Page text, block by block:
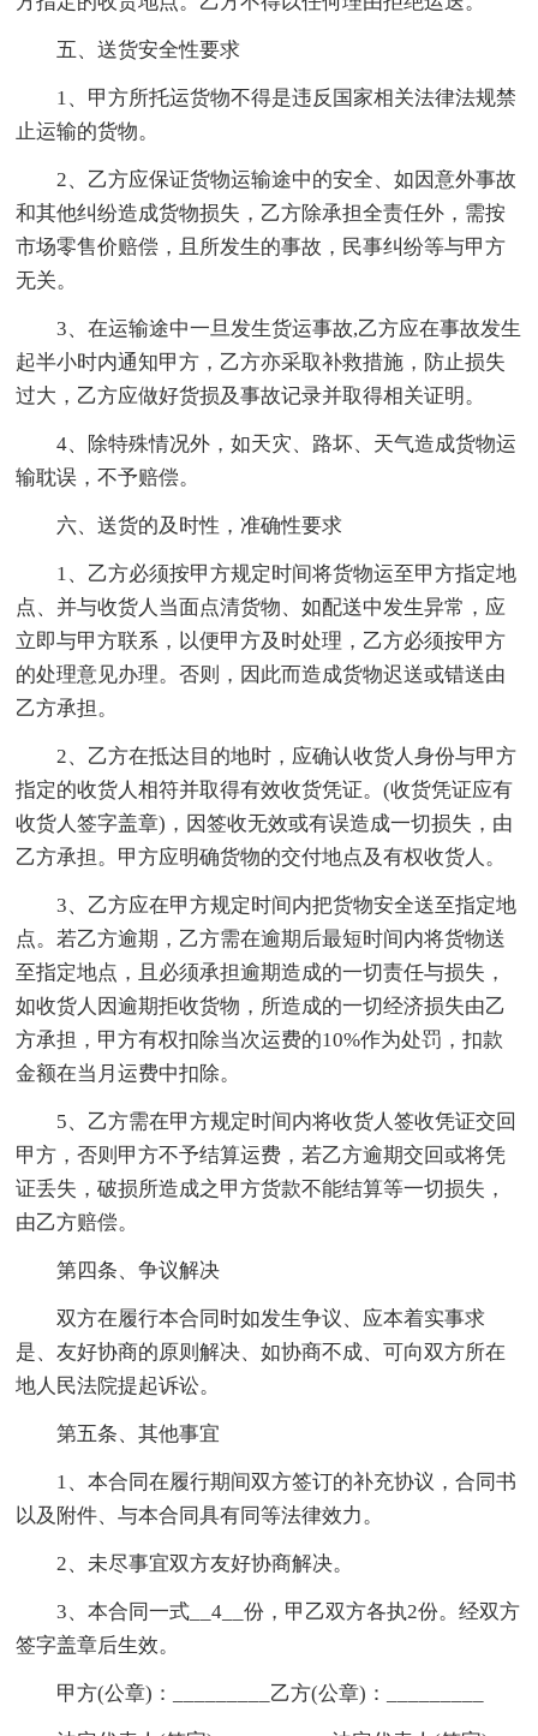
五、送货安全性要求
1、甲方所托运货物不得是违反国家相关法律法规禁
止运输的货物。
2、乙方应保证货物运输途中的安全、如因意外事故
和其他纠纷造成货物损失，乙方除承担全责任外，需按
市场零售价赔偿，且所发生的事故，民事纠纷等与甲方
无关。
3、在运输途中一旦发生货运事故,乙方应在事故发生
起半小时内通知甲方，乙方亦采取补救措施，防止损失
过大，乙方应做好货损及事故记录并取得相关证明。
4、除特殊情况外，如天灾、路坏、天气造成货物运
输耽误，不予赔偿。
六、送货的及时性，准确性要求
1、乙方必须按甲方规定时间将货物运至甲方指定地
点、并与收货人当面点清货物、如配送中发生异常，应
立即与甲方联系，以便甲方及时处理，乙方必须按甲方
的处理意见办理。否则，因此而造成货物迟送或错送由
乙方承担。
2、乙方在抵达目的地时，应确认收货人身份与甲方
指定的收货人相符并取得有效收货凭证。(收货凭证应有
收货人签字盖章)，因签收无效或有误造成一切损失，由
乙方承担。甲方应明确货物的交付地点及有权收货人。
3、乙方应在甲方规定时间内把货物安全送至指定地
点。若乙方逾期，乙方需在逾期后最短时间内将货物送
至指定地点，且必须承担逾期造成的一切责任与损失，
如收货人因逾期拒收货物，所造成的一切经济损失由乙
方承担，甲方有权扣除当次运费的10%作为处罚，扣款
金额在当月运费中扣除。
5、乙方需在甲方规定时间内将收货人签收凭证交回
甲方，否则甲方不予结算运费，若乙方逾期交回或将凭
证丢失，破损所造成之甲方货款不能结算等一切损失，
由乙方赔偿。
第四条、争议解决
双方在履行本合同时如发生争议、应本着实事求
是、友好协商的原则解决、如协商不成、可向双方所在
地人民法院提起诉讼。
第五条、其他事宜
1、本合同在履行期间双方签订的补充协议，合同书
以及附件、与本合同具有同等法律效力。
2、未尽事宜双方友好协商解决。
3、本合同一式__4__份，甲乙双方各执2份。经双方
签字盖章后生效。
甲方(公章)：_________乙方(公章)：_________